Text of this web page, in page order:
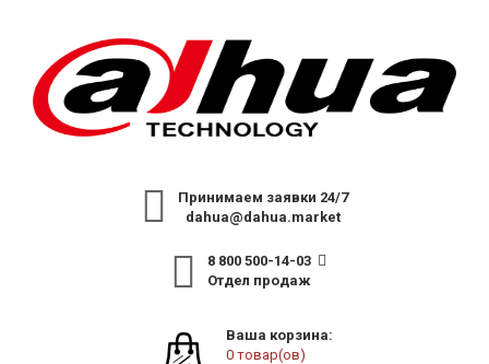
Принимаем заявки 24/7
dahua@dahua.market
8 800 500-14-03
Отдел продаж
Ваша корзина:
0 товар(ов)